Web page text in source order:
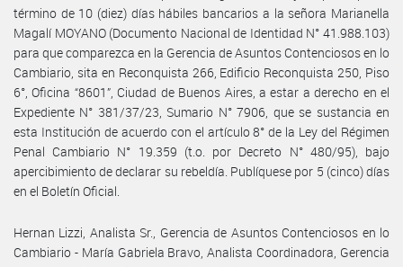
término de 10 (diez) días hábiles bancarios a la señora Marianella
Magalí MOYANO (Documento Nacional de Identidad N° 41.988.103)
para que comparezca en la Gerencia de Asuntos Contenciosos en lo
Cambiario, sita en Reconquista 266, Edificio Reconquista 250, Piso
6°, Oficina “8601”, Ciudad de Buenos Aires, a estar a derecho en el
Expediente N° 381/37/23, Sumario N° 7906, que se sustancia en
esta Institución de acuerdo con el artículo 8° de la Ley del Régimen
Penal Cambiario N° 19.359 (t.o. por Decreto N° 480/95), bajo
apercibimiento de declarar su rebeldía. Publíquese por 5 (cinco) días
en el Boletín Oficial.
Hernan Lizzi, Analista Sr., Gerencia de Asuntos Contenciosos en lo
Cambiario - María Gabriela Bravo, Analista Coordinadora, Gerencia